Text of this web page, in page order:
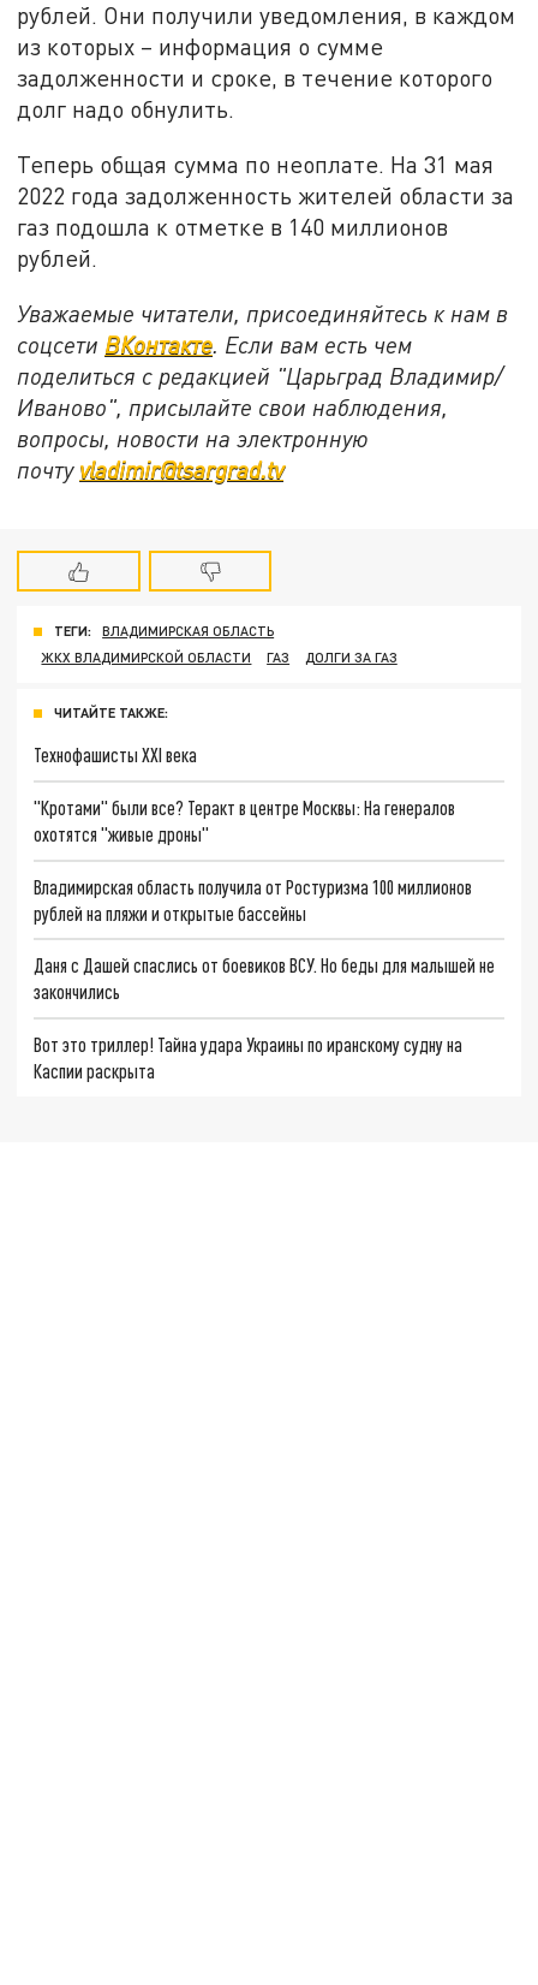
рублей. Они получили уведомления, в каждом
из которых – информация о сумме
задолженности и сроке, в течение которого
долг надо обнулить.
Теперь общая сумма по неоплате. На 31 мая
2022 года задолженность жителей области за
газ подошла к отметке в 140 миллионов
рублей.
Уважаемые читатели, присоединяйтесь к нам в
соцсети ВКонтакте. Если вам есть чем
поделиться с редакцией "Царьград Владимир/
Иваново", присылайте свои наблюдения,
вопросы, новости на электронную
почту vladimir@tsargrad.tv
ТЕГИ:
ВЛАДИМИРСКАЯ ОБЛАСТЬ
ЖКХ ВЛАДИМИРСКОЙ ОБЛАСТИ
ГАЗ ДОЛГИ ЗА ГАЗ
ЧИТАЙТЕ ТАКЖЕ:
Технофашисты XXI века
"Кротами" были все? Теракт в центре Москвы: На генералов
охотятся "живые дроны"
Владимирская область получила от Ростуризма 100 миллионов
рублей на пляжи и открытые бассейны
Даня с Дашей спаслись от боевиков ВСУ. Но беды для малышей не
закончились
Вот это триллер! Тайна удара Украины по иранскому судну на
Каспии раскрыта